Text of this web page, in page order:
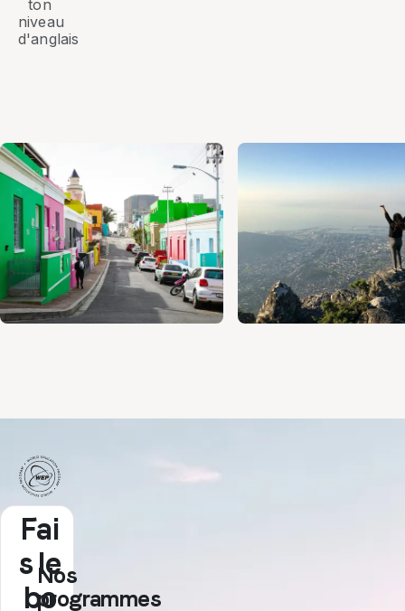
ton
niveau
d'anglais
Nos
programmes
Fai
s le
bo